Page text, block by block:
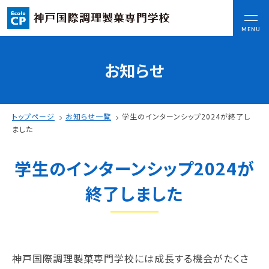
MENU
CLOSE
ここから始まる私の未来
日本全国から集まる学生たち
入学情報
学校案内
お知らせ
トップページ お知らせ一覧
学生のインターンシップ2024が終了し
ました
学生のインターンシップ2024が
終了しました
神戸国際調理製菓専門学校には成長する機会がたくさ